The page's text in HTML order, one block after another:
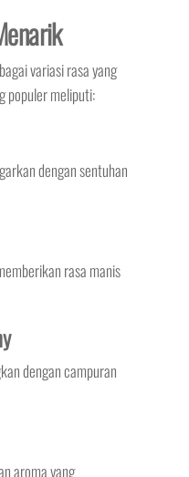
variasi rasa yang
populer meliputi:
dengan sentuhan
rasa manis
dengan campuran
aroma yang